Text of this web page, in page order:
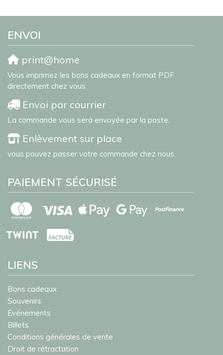
ENVOI
print@home
Vous imprimez les bons cadeaux en format PDF
directement chez vous.
Envoi par courrier
La commande vous sera envoyée par la poste.
Enlèvement sur place
vous pouvez passer votre commande chez nous.
PAIEMENT SÉCURISÉ
LIENS
Bons cadeaux
Souvenirs
Événements
Billets
Conditions générales de vente
Droit de rétractation